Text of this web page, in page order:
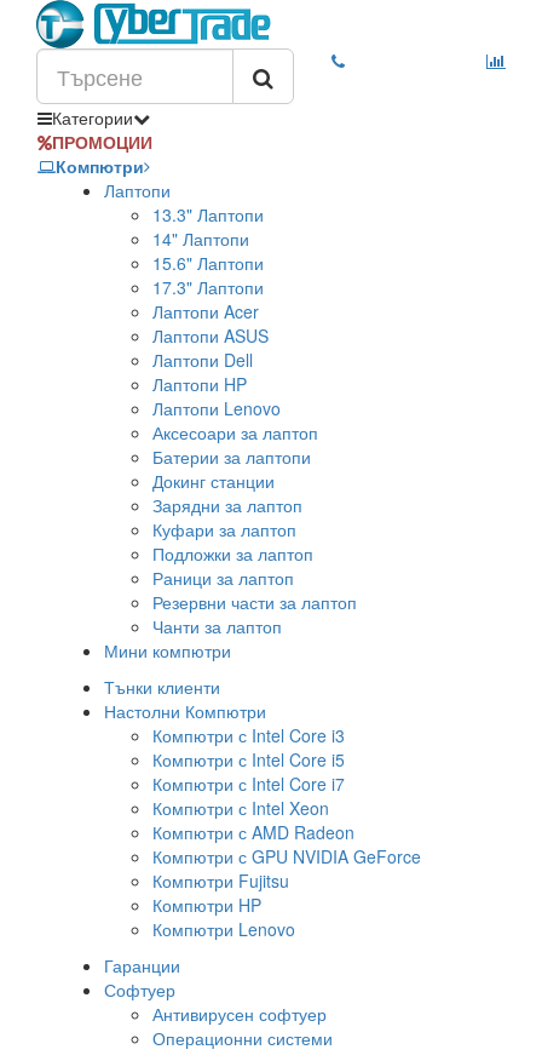
Категории
ПРОМОЦИИ
Компютри
Лаптопи
13.3" Лаптопи
14" Лаптопи
15.6" Лаптопи
17.3" Лаптопи
Лаптопи Acer
Лаптопи ASUS
Лаптопи Dell
Лаптопи HP
Лаптопи Lenovo
Аксесоари за лаптоп
Батерии за лаптопи
Докинг станции
Зарядни за лаптоп
Куфари за лаптоп
Подложки за лаптоп
Раници за лаптоп
Резервни части за лаптоп
Чанти за лаптоп
Мини компютри
Тънки клиенти
Настолни Компютри
Компютри с Intel Core i3
Компютри с Intel Core i5
Компютри с Intel Core i7
Компютри с Intel Xeon
Компютри с AMD Radeon
Компютри с GPU NVIDIA GeForce
Компютри Fujitsu
Компютри HP
Компютри Lenovo
Гаранции
Софтуер
Антивирусен софтуер
Операционни системи